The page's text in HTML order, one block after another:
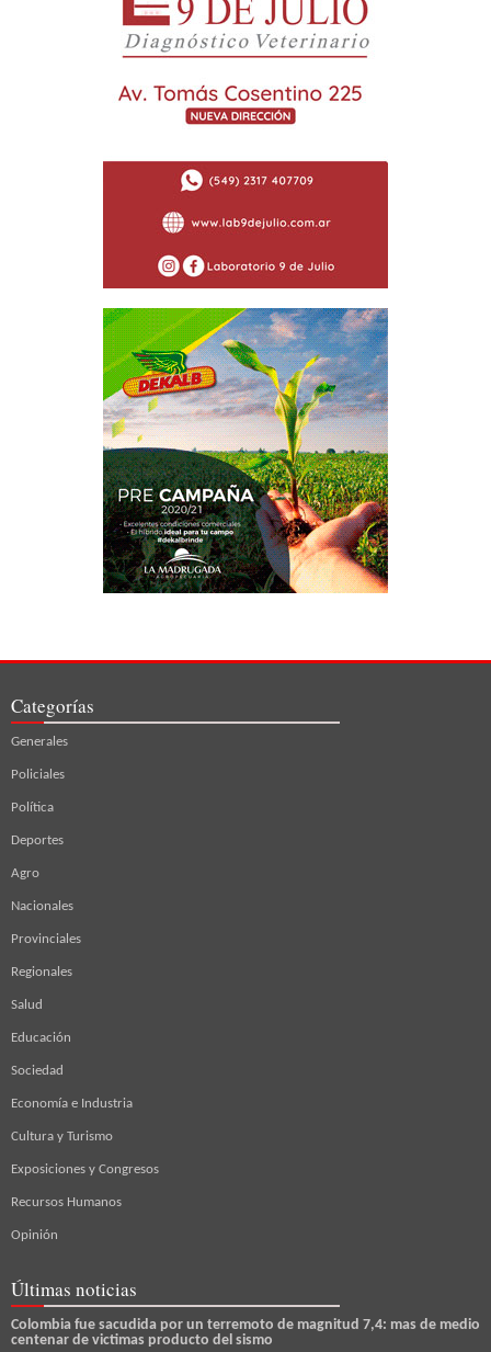
Categorías
Generales
Policiales
Política
Deportes
Agro
Nacionales
Provinciales
Regionales
Salud
Educación
Sociedad
Economía e Industria
Cultura y Turismo
Exposiciones y Congresos
Recursos Humanos
Opinión
Últimas noticias
Colombia fue sacudida por un terremoto de magnitud 7,4: mas de medio
centenar de victimas producto del sismo